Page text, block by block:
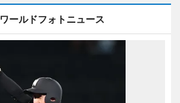
ワールドフォトニュース